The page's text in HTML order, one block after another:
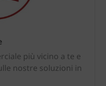
più vicino a te e
nostre soluzioni in